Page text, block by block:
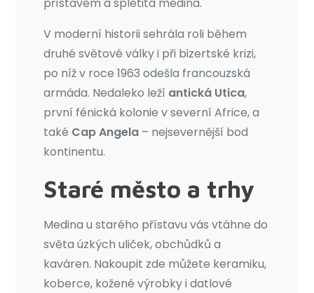
V moderní historii sehrála roli během
druhé světové války i při bizertské krizi,
po níž v roce 1963 odešla francouzská
armáda. Nedaleko leží antická Utica,
první fénická kolonie v severní Africe, a
také Cap Angela – nejsevernější bod
kontinentu.
Staré město a trhy
Medina u starého přístavu vás vtáhne do
světa úzkých uliček, obchůdků a
kaváren. Nakoupit zde můžete keramiku,
koberce, kožené výrobky i datlové